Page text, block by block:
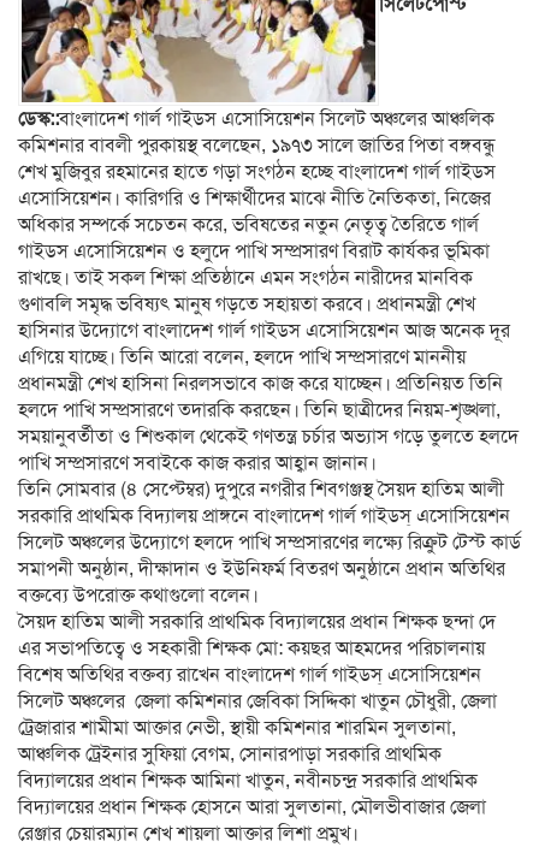
সিলেটপোস্ট
ডেস্ক::বাংলাদেশ গার্ল গাইডস এসোসিয়েশন সিলেট অঞ্চলের আঞ্চলিক
কমিশনার বাবলী পুরকায়স্থ বলেছেন, ১৯৭৩ সালে জাতির পিতা বঙ্গবন্ধু
শেখ মুজিবুর রহমানের হাতে গড়া সংগঠন হচ্ছে বাংলাদেশ গার্ল গাইডস
এসোসিয়েশন। কারিগরি ও শিক্ষার্থীদের মাঝে নীতি নৈতিকতা, নিজের
অধিকার সম্পর্কে সচেতন করে, ভবিষতের নতুন নেতৃত্ব তৈরিতে গার্ল
গাইডস এসোসিয়েশন ও হলুদে পাখি সম্প্রসারণ বিরাট কার্যকর ভূমিকা
রাখছে। তাই সকল শিক্ষা প্রতিষ্ঠানে এমন সংগঠন নারীদের মানবিক
গুণাবলি সমৃদ্ধ ভবিষ্যৎ মানুষ গড়তে সহায়তা করবে। প্রধানমন্ত্রী শেখ
হাসিনার উদ্যোগে বাংলাদেশ গার্ল গাইডস এসোসিয়েশন আজ অনেক দূর
এগিয়ে যাচ্ছে। তিনি আরো বলেন, হলদে পাখি সম্প্রসারণে মাননীয়
প্রধানমন্ত্রী শেখ হাসিনা নিরলসভাবে কাজ করে যাচ্ছেন। প্রতিনিয়ত তিনি
হলদে পাখি সম্প্রসারণে তদারকি করছেন। তিনি ছাত্রীদের নিয়ম-শৃঙ্খলা,
সময়ানুবর্তীতা ও শিশুকাল থেকেই গণতন্ত্র চর্চার অভ্যাস গড়ে তুলতে হলদে
পাখি সম্প্রসারণে সবাইকে কাজ করার আহ্বান জানান।
তিনি সোমবার (৪ সেপ্টেম্বর) দুপুরে নগরীর শিবগঞ্জস্থ সৈয়দ হাতিম আলী
সরকারি প্রাথমিক বিদ্যালয় প্রাঙ্গনে বাংলাদেশ গার্ল গাইডস্ এসোসিয়েশন
সিলেট অঞ্চলের উদ্যোগে হলদে পাখি সম্প্রসারণের লক্ষ্যে রিক্রুট টেস্ট কার্ড
সমাপনী অনুষ্ঠান, দীক্ষাদান ও ইউনিফর্ম বিতরণ অনুষ্ঠানে প্রধান অতিথির
বক্তব্যে উপরোক্ত কথাগুলো বলেন।
সৈয়দ হাতিম আলী সরকারি প্রাথমিক বিদ্যালয়ের প্রধান শিক্ষক ছন্দা দে
এর সভাপতিত্বে ও সহকারী শিক্ষক মো: কয়ছর আহমদের পরিচালনায়
বিশেষ অতিথির বক্তব্য রাখেন বাংলাদেশ গার্ল গাইডস্ এসোসিয়েশন
সিলেট অঞ্চলের জেলা কমিশনার জেবিকা সিদ্দিকা খাতুন চৌধুরী, জেলা
ট্রেজারার শামীমা আক্তার নেভী, স্থায়ী কমিশনার শারমিন সুলতানা,
আঞ্চলিক ট্রেইনার সুফিয়া বেগম, সোনারপাড়া সরকারি প্রাথমিক
বিদ্যালয়ের প্রধান শিক্ষক আমিনা খাতুন, নবীনচন্দ্র সরকারি প্রাথমিক
বিদ্যালয়ের প্রধান শিক্ষক হোসনে আরা সুলতানা, মৌলভীবাজার জেলা
রেঞ্জার চেয়ারম্যান শেখ শায়লা আক্তার লিশা প্রমুখ।